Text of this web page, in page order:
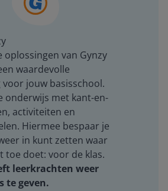
oplossingen van Gynzy
waardevolle
voor jouw basisschool.
onderwijs met kant-en-
activiteiten en
Hiermee bespaar je
in kunt zetten waar
toe doet: voor de klas.
leerkrachten weer
te geven.